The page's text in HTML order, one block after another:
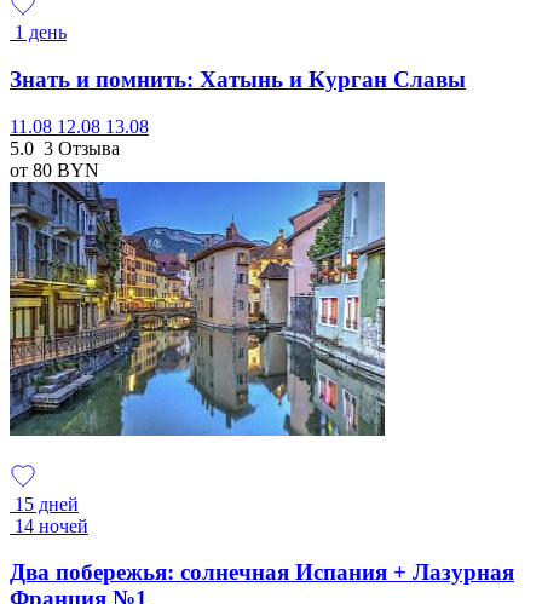
1 день
Знать и помнить: Хатынь и Курган Славы
11.08 12.08 13.08
5.0 3 Отзыва
от 80 BYN
15 дней
14 ночей
Два побережья: солнечная Испания + Лазурная